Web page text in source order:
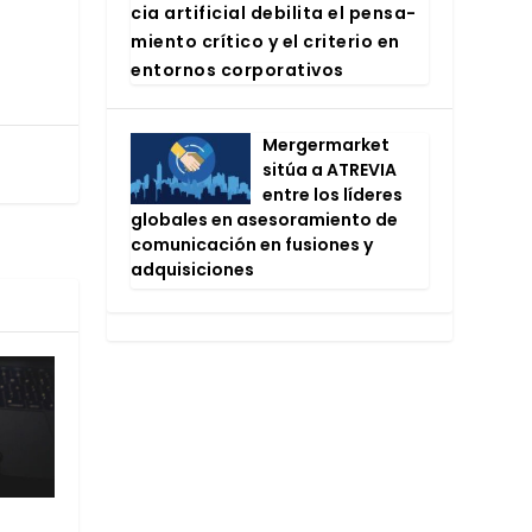
cia arti­fi­cial debi­li­ta el pen­sa­
mien­to crí­ti­co y el cri­te­rio en
entor­nos cor­po­ra­ti­vos
Mer­ger­mar­ket
sitúa a ATRE­VIA
entre los líde­res
glo­ba­les en ase­so­ra­mien­to de
comu­ni­ca­ción en fusio­nes y
adqui­si­cio­nes